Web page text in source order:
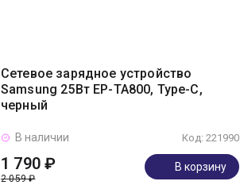
Сетевое зарядное устройство
Samsung 25Вт EP-TA800, Type-C,
черный
Код: 221990
В наличии
1 790 ₽
2 059 ₽
В корзину